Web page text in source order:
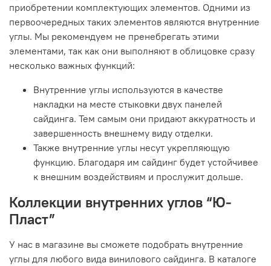
приобретении комплектующих элементов. Одними из
первоочередных таких элементов являются внутренние
углы. Мы рекомендуем не пренебрегать этими
элементами, так как они выполняют в облицовке сразу
несколько важных функций:
Внутренние углы используются в качестве
накладки на месте стыковки двух панелей
сайдинга. Тем самым они придают аккуратность и
завершенность внешнему виду отделки.
Также внутренние углы несут укрепляющую
функцию. Благодаря им сайдинг будет устойчивее
к внешним воздействиям и прослужит дольше.
Коллекции внутренних углов “Ю-
Пласт”
У нас в магазине вы сможете подобрать внутренние
углы для любого вида винилового сайдинга. В каталоге